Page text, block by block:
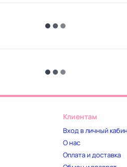
Клиентам
Вход в личный
О нас
Оплата и доставка